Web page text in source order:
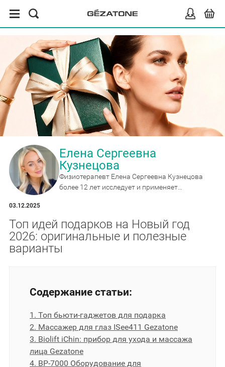
Елена Сергеевна
Кузнецова
Физиотерапевт Елена Сергеевна Кузнецова
более 12 лет исследует и применяет
03.12.2025
Топ идей подарков на Новый год
2026: оригинальные и полезные
варианты
Содержание статьи:
1. Топ бьюти-гаджетов для подарка
2. Массажер для глаз ISee411 Gezatone
3. Biolift iChin: прибор для ухода и массажа
лица Gezatone
4. BP-7000 Оборудование для